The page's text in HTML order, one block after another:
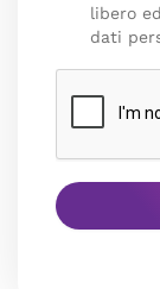
libero
dati